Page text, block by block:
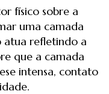
físico sobre a
uma camada
atua refletindo a
que a camada
intensa, contato